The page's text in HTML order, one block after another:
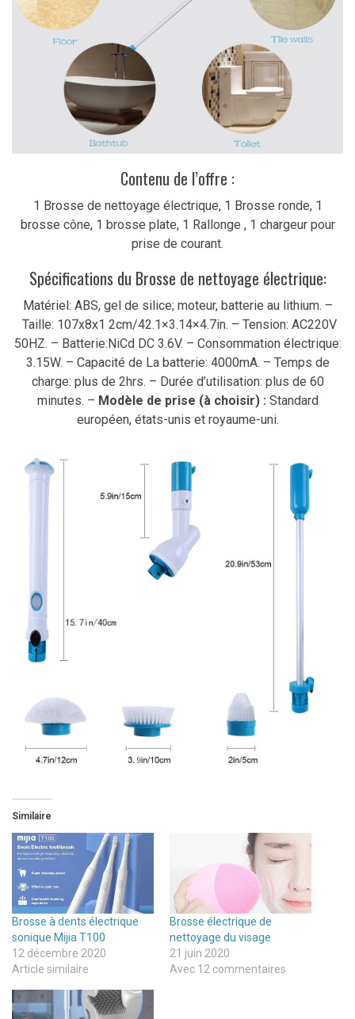
Contenu de l’offre :
1 Brosse de nettoyage électrique, 1 Brosse ronde, 1
brosse cône, 1 brosse plate, 1 Rallonge , 1 chargeur pour
prise de courant.
Spécifications du Brosse de nettoyage électrique:
Matériel: ABS, gel de silice; moteur, batterie au lithium. –
Taille: 107x8x1 2cm/42.1×3.14×4.7in. – Tension: AC220V
50HZ. – Batterie:NiCd DC 3.6V. – Consommation électrique:
3.15W. – Capacité de La batterie: 4000mA. – Temps de
charge: plus de 2hrs. – Durée d’utilisation: plus de 60
minutes. – Modèle de prise (à choisir) : Standard
européen, états-unis et royaume-uni.
Similaire
Brosse à dents électrique
sonique Mijia T100
12 décembre 2020
Article similaire
Brosse électrique de
nettoyage du visage
21 juin 2020
Avec 12 commentaires